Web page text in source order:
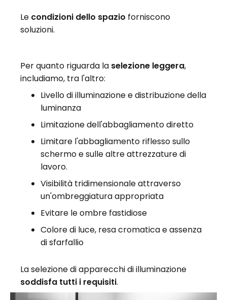
Le condizioni dello spazio forniscono
soluzioni.
Per quanto riguarda la selezione leggera,
includiamo, tra l'altro:
Livello di illuminazione e distribuzione della
luminanza
Limitazione dell'abbagliamento diretto
Limitare l'abbagliamento riflesso sullo
schermo e sulle altre attrezzature di
lavoro.
Visibilità tridimensionale attraverso
un'ombreggiatura appropriata
Evitare le ombre fastidiose
Colore di luce, resa cromatica e assenza
di sfarfallio
La selezione di apparecchi di illuminazione
soddisfa tutti i requisiti.